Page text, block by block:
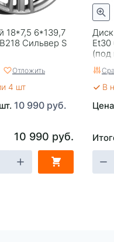
18*7,5 6*139,7
Сильвер S
Отложить
4 шт
10 990 руб.
10 990 руб.
Et30
(под
В